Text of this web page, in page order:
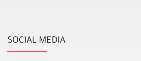
SOCIAL MEDIA